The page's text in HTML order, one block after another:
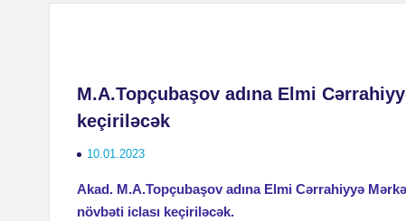
M.A.Topçubaşov adına Elmi
keçiriləcək
10.01.2023
Akad. M.A.Topçubaşov adına Elmi Cərrahiyyə
növbəti iclası keçiriləcək.